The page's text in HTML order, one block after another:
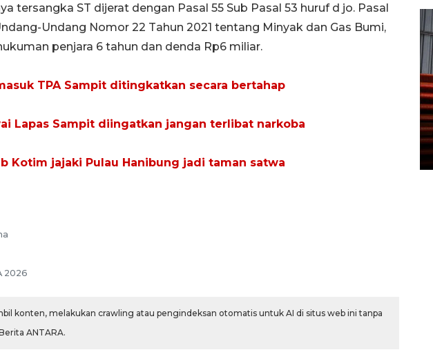
tersangka ST dijerat dengan Pasal 55 Sub Pasal 53 huruf d jo. Pasal
Undang Nomor 22 Tahun 2021 tentang Minyak dan Gas Bumi,
penjara 6 tahun dan denda Rp6 miliar.
TPA Sampit ditingkatkan secara bertahap
Lapas Sampit diingatkan jangan terlibat narkoba
Kotim jajaki Pulau Hanibung jadi taman satwa
2026
konten, melakukan crawling atau pengindeksan otomatis untuk AI di situs web ini tanpa
ANTARA.
kemarau di Kalimantan